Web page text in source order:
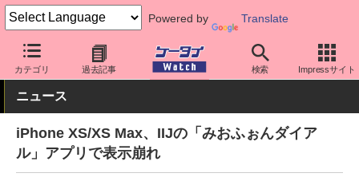
Powered by Translate
カテゴリ 過去記事 検索 Impressサイト
ケータイ Watch 格安スマホ/格安SIM 格安SIM/MVNO IIJ
ニュース
iPhone XS/XS Max、IIJの「みおふぉんダイア
ル」アプリで表示崩れ